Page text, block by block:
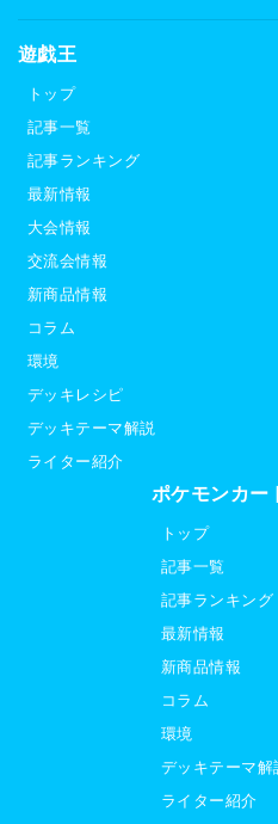
遊戯王
トップ
記事一覧
記事ランキング
最新情報
大会情報
交流会情報
新商品情報
コラム
環境
デッキレシピ
デッキテーマ解説
ライター紹介
ポケモンカー
トップ
記事一覧
記事ランキング
最新情報
新商品情報
コラム
環境
デッキテーマ解
ライター紹介